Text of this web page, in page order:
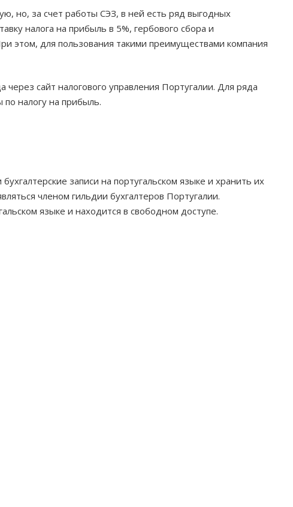
но, за счет работы СЭЗ, в ней есть ряд выгодных
налога на прибыль в 5%, гербового сбора и
этом, для пользования такими преимуществами компания
сайт налогового управления Португалии. Для ряда
налогу на прибыль.
записи на португальском языке и хранить их
членом гильдии бухгалтеров Португалии.
языке и находится в свободном доступе.